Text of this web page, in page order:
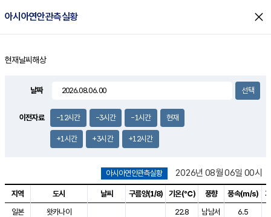
아시아연안관측실황 close
홈
현재날씨 해상
날짜
이전자료 -12시간 -3시간 -1시간 현재
+1시간 +3시간 +12시간
아시아연안관측실황 2026년 08월 06일 00시
아시아연안관측실황으로 지역, 도시, 날씨, 구름양, 기온, 풍향, 풍속, 기
지역 도시 날씨 구름양(1/8) 기온(℃) 풍향 풍속(m/s)
일본
왓카나이 22.8 남남서 6.5